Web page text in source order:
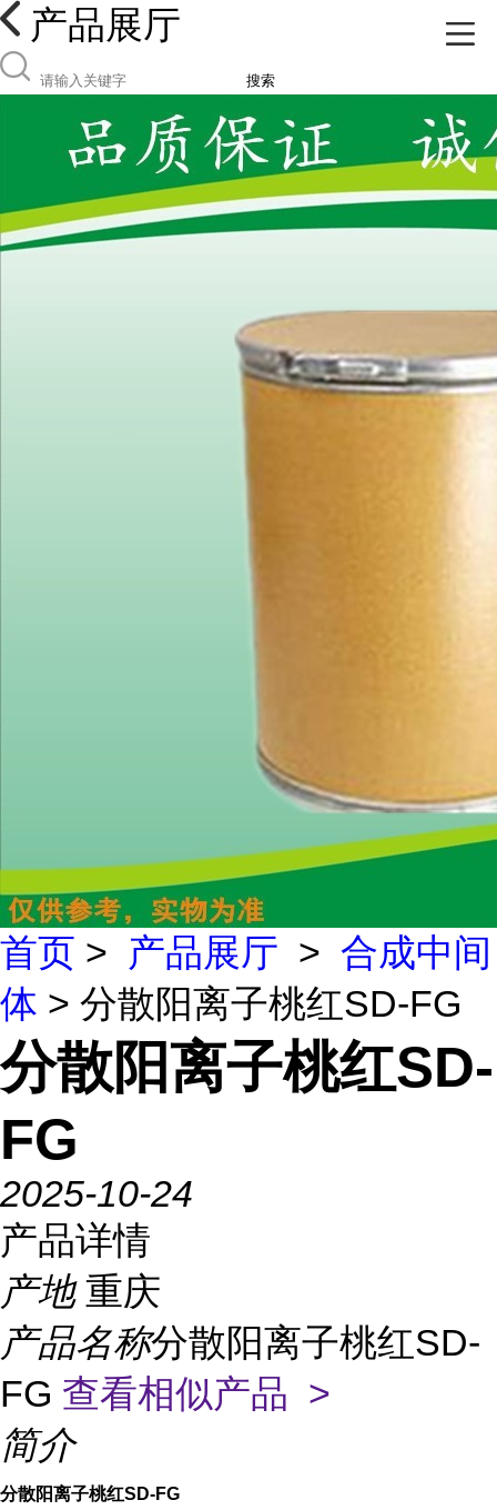
产品展厅
搜索
首页 > 产品展厅 > 合成中间
体 > 分散阳离子桃红SD-FG
分散阳离子桃红SD-
FG
2025-10-24
产品详情
产地 重庆
产品名称分散阳离子桃红SD-
FG 查看相似产品 >
简介
分散阳离子桃红SD-FG